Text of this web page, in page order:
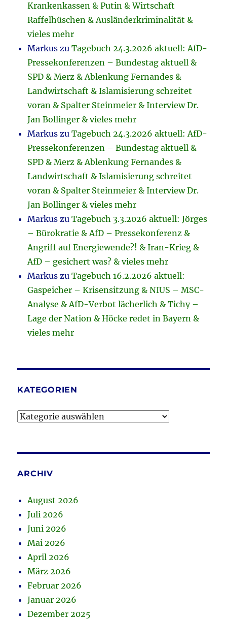
Krankenkassen & Putin & Wirtschaft
Raffelhüschen & Ausländerkriminalität &
vieles mehr
Markus zuTagebuch 24.3.2026 aktuell: AfD-
Pressekonferenzen – Bundestag aktuell &
SPD & Merz & Ablenkung Fernandes &
Landwirtschaft & Islamisierung schreitet
voran & Spalter Steinmeier & Interview Dr.
Jan Bollinger & vieles mehr
Markus zuTagebuch 24.3.2026 aktuell: AfD-
Pressekonferenzen – Bundestag aktuell &
SPD & Merz & Ablenkung Fernandes &
Landwirtschaft & Islamisierung schreitet
voran & Spalter Steinmeier & Interview Dr.
Jan Bollinger & vieles mehr
Markus zuTagebuch 3.3.2026 aktuell: Jörges
– Bürokratie & AfD – Pressekonferenz &
Angriff auf Energiewende?! & Iran-Krieg &
AfD – gesichert was? & vieles mehr
Markus zuTagebuch 16.2.2026 aktuell:
Gaspeicher – Krisensitzung & NIUS – MSC-
Analyse & AfD-Verbot lächerlich & Tichy –
Lage der Nation & Höcke redet in Bayern &
vieles mehr
KATEGORIEN
Kategorien
ARCHIV
August 2026
Juli 2026
Juni 2026
Mai 2026
April 2026
März 2026
Februar 2026
Januar 2026
Dezember 2025